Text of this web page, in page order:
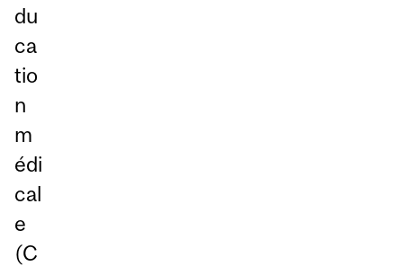
du
ca
tio
n
m
édi
cal
e
(C